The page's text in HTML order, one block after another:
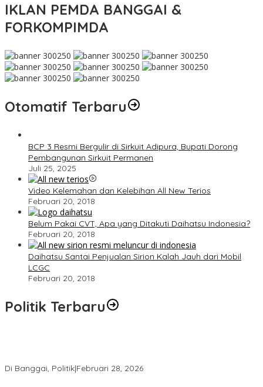
IKLAN PEMDA BANGGAI &
FORKOMPIMDA
Otomatif Terbaru
BCP 3 Resmi Bergulir di Sirkuit Adipura, Bupati Dorong
Pembangunan Sirkuit Permanen
Juli 25, 2025
Video Kelemahan dan Kelebihan All New Terios
Februari 20, 2018
Belum Pakai CVT, Apa yang Ditakuti Daihatsu Indonesia?
Februari 20, 2018
Daihatsu Santai Penjualan Sirion Kalah Jauh dari Mobil
LCGC
Februari 20, 2018
Politik Terbaru
Di Banggai, Politik|Februari 28, 2026